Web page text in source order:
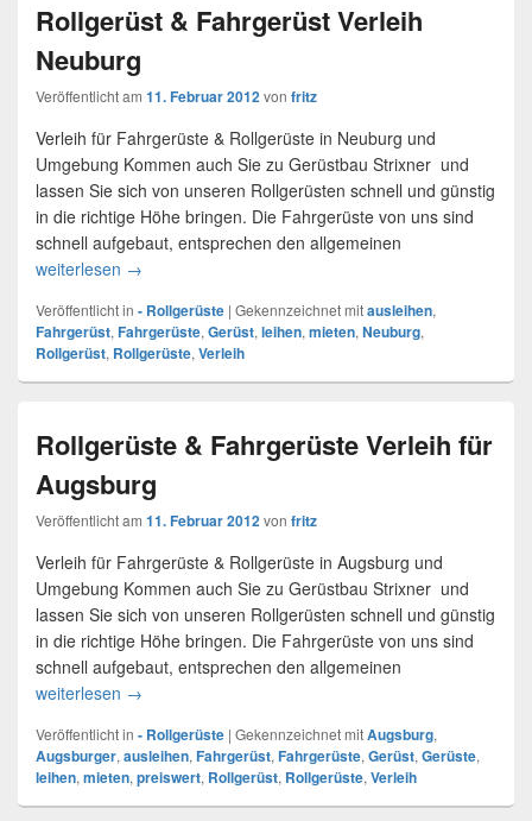
Rollgerüst & Fahrgerüst Verleih
Neuburg
Veröffentlicht am 11. Februar 2012von fritz
Verleih für Fahrgerüste & Rollgerüste in Neuburg und
Umgebung Kommen auch Sie zu Gerüstbau Strixner und
lassen Sie sich von unseren Rollgerüsten schnell und günstig
in die richtige Höhe bringen. Die Fahrgerüste von uns sind
schnell aufgebaut, entsprechen den allgemeinen
weiterlesen Rollgerüst & Fahrgerüst Verleih Neuburg
→
Veröffentlicht in - Rollgerüste | Gekennzeichnet mitausleihen,
Fahrgerüst, Fahrgerüste, Gerüst, leihen, mieten, Neuburg,
Rollgerüst, Rollgerüste, Verleih
Rollgerüste & Fahrgerüste Verleih für
Augsburg
Veröffentlicht am 11. Februar 2012von fritz
Verleih für Fahrgerüste & Rollgerüste in Augsburg und
Umgebung Kommen auch Sie zu Gerüstbau Strixner und
lassen Sie sich von unseren Rollgerüsten schnell und günstig
in die richtige Höhe bringen. Die Fahrgerüste von uns sind
schnell aufgebaut, entsprechen den allgemeinen
weiterlesen Rollgerüste & Fahrgerüste Verleih für Augsburg
→
Veröffentlicht in - Rollgerüste | Gekennzeichnet mitAugsburg,
Augsburger, ausleihen, Fahrgerüst, Fahrgerüste, Gerüst, Gerüste,
leihen, mieten, preiswert, Rollgerüst, Rollgerüste, Verleih